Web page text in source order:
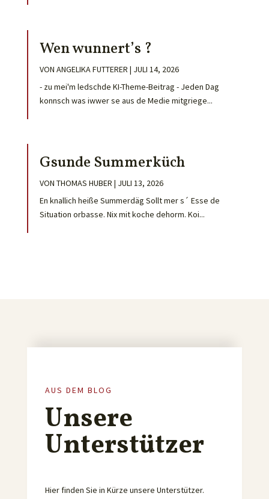
Wen wunnert’s ?
VON ANGELIKA FUTTERER | JULI 14, 2026
- zu mei'm ledschde KI-Theme-Beitrag - Jeden Dag
konnsch was iwwer se aus de Medie mitgriege...
Gsunde Summerküch
VON THOMAS HUBER | JULI 13, 2026
En knallich heiße Summerdäg Sollt mer s´ Esse de
Situation orbasse. Nix mit koche dehorm. Koi...
AUS DEM BLOG
Unsere
Unterstützer
Hier finden Sie in Kürze unsere Unterstützer.